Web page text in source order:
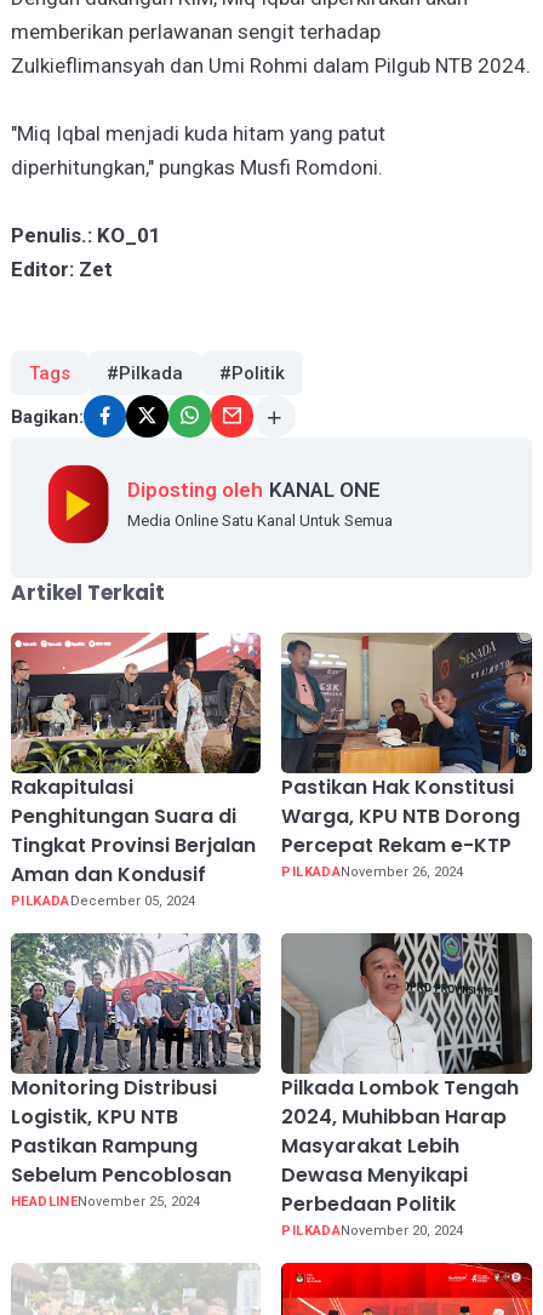
memberikan perlawanan sengit terhadap
Zulkieflimansyah dan Umi Rohmi dalam Pilgub NTB 2024.
"Miq Iqbal menjadi kuda hitam yang patut
diperhitungkan," pungkas Musfi Romdoni.
Penulis.: KO_01
Editor: Zet
Tags #Pilkada #Politik
Bagikan:
Diposting oleh KANAL ONE
Media Online Satu Kanal Untuk Semua
Artikel Terkait
Rakapitulasi
Penghitungan Suara di
Tingkat Provinsi Berjalan
Aman dan Kondusif
PILKADADecember 05, 2024
Pastikan Hak Konstitusi
Warga, KPU NTB Dorong
Percepat Rekam e-KTP
PILKADANovember 26, 2024
Monitoring Distribusi
Logistik, KPU NTB
Pastikan Rampung
Sebelum Pencoblosan
HEADLINENovember 25, 2024
Pilkada Lombok Tengah
2024, Muhibban Harap
Masyarakat Lebih
Dewasa Menyikapi
Perbedaan Politik
PILKADANovember 20, 2024